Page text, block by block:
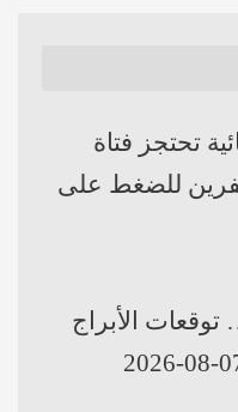
تحتجز فتاة
للضغط على
الأبراج